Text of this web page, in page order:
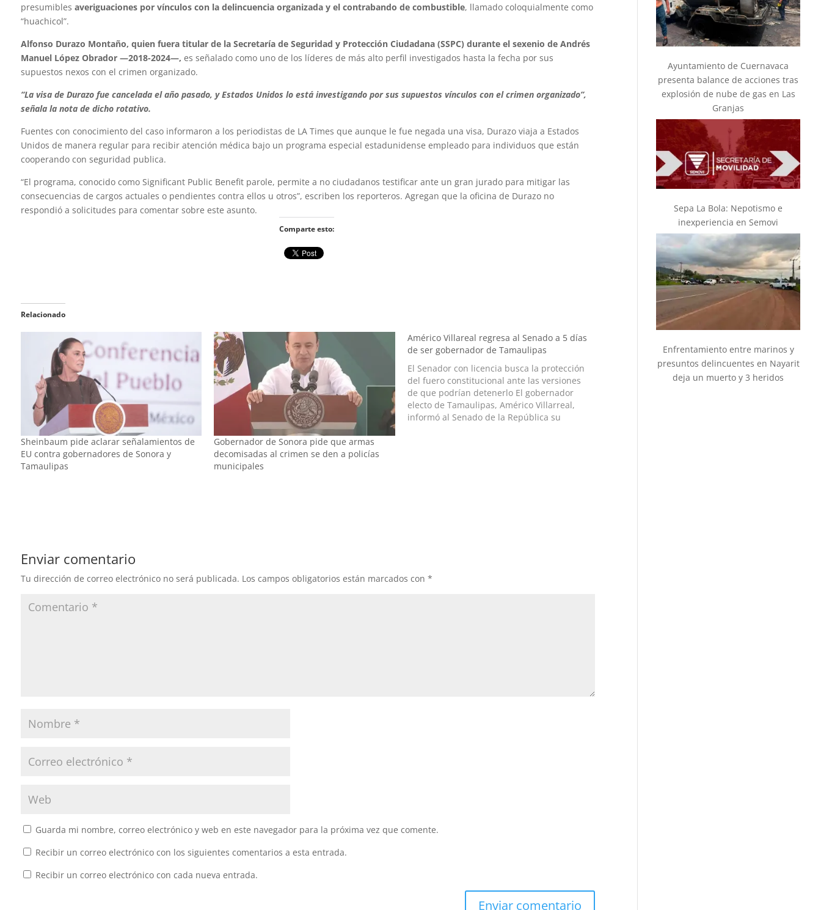
presumibles averiguaciones por vínculos con la delincuencia organizada y el contrabando de combustible, llamado coloquialmente como
“huachicol”.
Alfonso Durazo Montaño, quien fuera titular de la Secretaría de Seguridad y Protección Ciudadana (SSPC) durante el sexenio de Andrés
Manuel López Obrador —2018-2024—, es señalado como uno de los líderes de más alto perfil investigados hasta la fecha por sus
supuestos nexos con el crimen organizado.
“La visa de Durazo fue cancelada el año pasado, y Estados Unidos lo está investigando por sus supuestos vínculos con el crimen organizado”,
señala la nota de dicho rotativo.
Fuentes con conocimiento del caso informaron a los periodistas de LA Times que aunque le fue negada una visa, Durazo viaja a Estados
Unidos de manera regular para recibir atención médica bajo un programa especial estadunidense empleado para individuos que están
cooperando con seguridad publica.
“El programa, conocido como Significant Public Benefit parole, permite a no ciudadanos testificar ante un gran jurado para mitigar las
consecuencias de cargos actuales o pendientes contra ellos u otros”, escriben los reporteros. Agregan que la oficina de Durazo no
respondió a solicitudes para comentar sobre este asunto.
Comparte esto:
Relacionado
Sheinbaum pide aclarar señalamientos de
EU contra gobernadores de Sonora y
Tamaulipas
Gobernador de Sonora pide que armas
decomisadas al crimen se den a policías
municipales
Américo Villareal regresa al Senado a 5 días
de ser gobernador de Tamaulipas
El Senador con licencia busca la protección
del fuero constitucional ante las versiones
de que podrían detenerlo El gobernador
electo de Tamaulipas, Américo Villarreal,
informó al Senado de la República su
Enviar comentario
Tu dirección de correo electrónico no será publicada. Los campos obligatorios están marcados con *
Guarda mi nombre, correo electrónico y web en este navegador para la próxima vez que comente.
Recibir un correo electrónico con los siguientes comentarios a esta entrada.
Recibir un correo electrónico con cada nueva entrada.
Ayuntamiento de Cuernavaca
presenta balance de acciones tras
explosión de nube de gas en Las
Granjas
Sepa La Bola: Nepotismo e
inexperiencia en Semovi
Enfrentamiento entre marinos y
presuntos delincuentes en Nayarit
deja un muerto y 3 heridos